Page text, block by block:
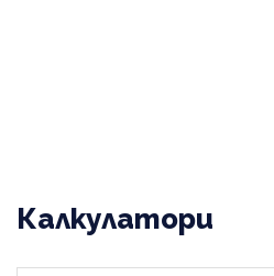
Калкулатори